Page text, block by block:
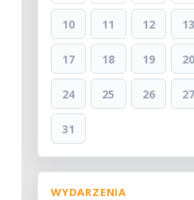
10 11 12 13
17 18 19 20
24 25 26 27
31
WYDARZENIA